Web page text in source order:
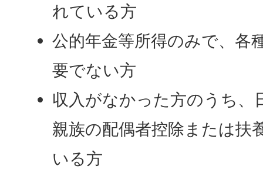
れている方
公的年金等所得のみで、各
要でない方
収入がなかった方のうち、
親族の配偶者控除または扶
いる方